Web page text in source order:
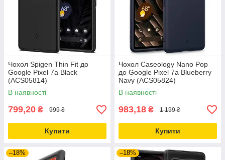
Чохол Spigen Thin Fit до
Google Pixel 7a Black
(ACS05814)
В наявності
799,20 ₴ 999 ₴
Купити
Чохол Caseology Nano Pop
до Google Pixel 7a Blueberry
Navy (ACS05824)
В наявності
983,18 ₴ 1 199 ₴
Купити
–18% –18%